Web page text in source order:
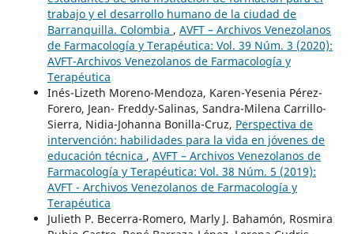
trabajo y el desarrollo humano de la ciudad de
Barranquilla. Colombia , AVFT – Archivos Venezolanos
de Farmacología y Terapéutica: Vol. 39 Núm. 3 (2020):
AVFT-Archivos Venezolanos de Farmacología y
Terapéutica
Inés-Lizeth Moreno-Mendoza, Karen-Yesenia Pérez-
Forero, Jean- Freddy-Salinas, Sandra-Milena Carrillo-
Sierra, Nidia-Johanna Bonilla-Cruz, Perspectiva de
intervención: habilidades para la vida en jóvenes de
educación técnica , AVFT – Archivos Venezolanos de
Farmacología y Terapéutica: Vol. 38 Núm. 5 (2019):
AVFT - Archivos Venezolanos de Farmacología y
Terapéutica
Julieth P. Becerra-Romero, Marly J. Bahamón, Rosmira